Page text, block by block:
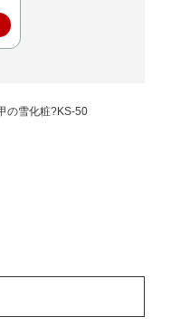
の雪化粧?KS-50